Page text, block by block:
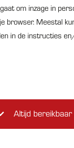
om inzage in
browser. Meestal
in de instructies
Altijd